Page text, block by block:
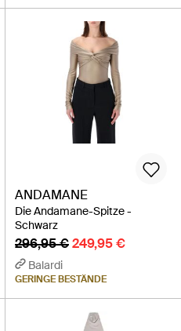
ANDAMANE
Die Andamane-Spitze -
Schwarz
296,95 €249,95 €
Balardi
GERINGE BESTÄNDE